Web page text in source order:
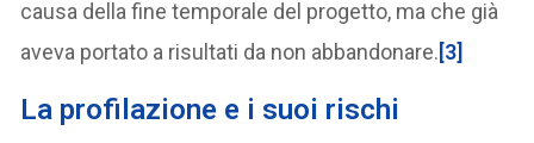
causa della fine temporale del progetto, ma che già
aveva portato a risultati da non abbandonare.[3]
La profilazione e i suoi rischi